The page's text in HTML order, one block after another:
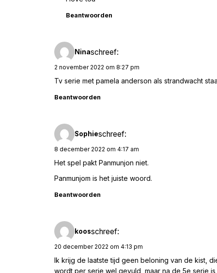
Beantwoorden
Ninaschreef:
2 november 2022 om 8:27 pm
Tv serie met pamela anderson als strandwacht
Beantwoorden
Sophieschreef:
8 december 2022 om 4:17 am
Het spel pakt Panmunjon niet.
Panmunjom is het juiste woord.
Beantwoorden
koosschreef:
20 december 2022 om 4:13 pm
Ik krijg de laatste tijd geen beloning van de kist,
wordt per serie wel gevuld, maar na de 5e serie